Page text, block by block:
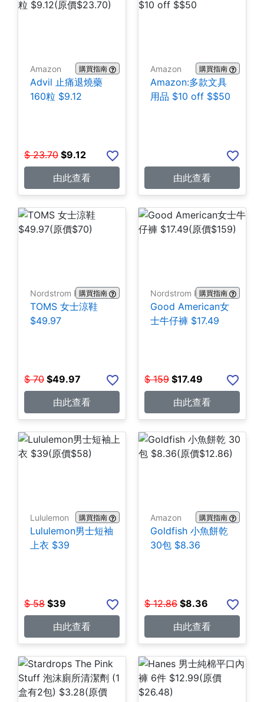
Amazon 購買指南
Advil 止痛退燒藥
160粒 $9.12
$ 23.70 $9.12
由此查看
Amazon 購買指南
Amazon:多款文具
用品 $10 off $$50
由此查看
Nordstrom Rack購買指南
TOMS 女士涼鞋
$49.97
$ 70 $49.97
由此查看
Nordstrom Rack購買指南
Good American女
士牛仔褲 $17.49
$ 159 $17.49
由此查看
Lululemon 購買指南
Lululemon男士短袖
上衣 $39
$ 58 $39
由此查看
Amazon 購買指南
Goldfish 小魚餅乾
30包 $8.36
$ 12.86 $8.36
由此查看